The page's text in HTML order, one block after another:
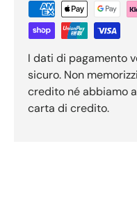
I dati di pagamento
sicuro. Non
credito né abbiamo
carta di credito.